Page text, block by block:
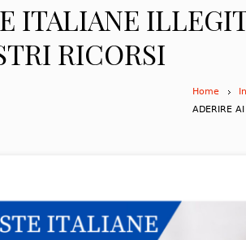
ITALIANE
RICORSI
Home
ADERIRE